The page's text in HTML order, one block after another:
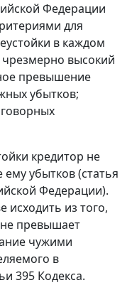
Федерации
для
в каждом
чрезмерно высокий
превышение
убытков;
кредитор не
ему убытков (статья
Федерации).
исходить из того,
превышает
чужими
в
395 Кодекса.